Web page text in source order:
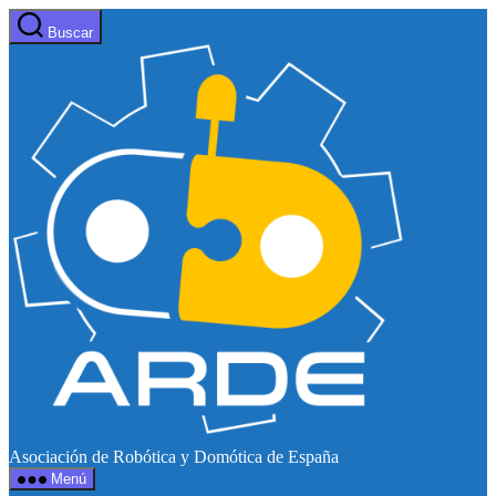
Saltar
al
Buscar
Asociación de Robótica y Domótica de España
Menú